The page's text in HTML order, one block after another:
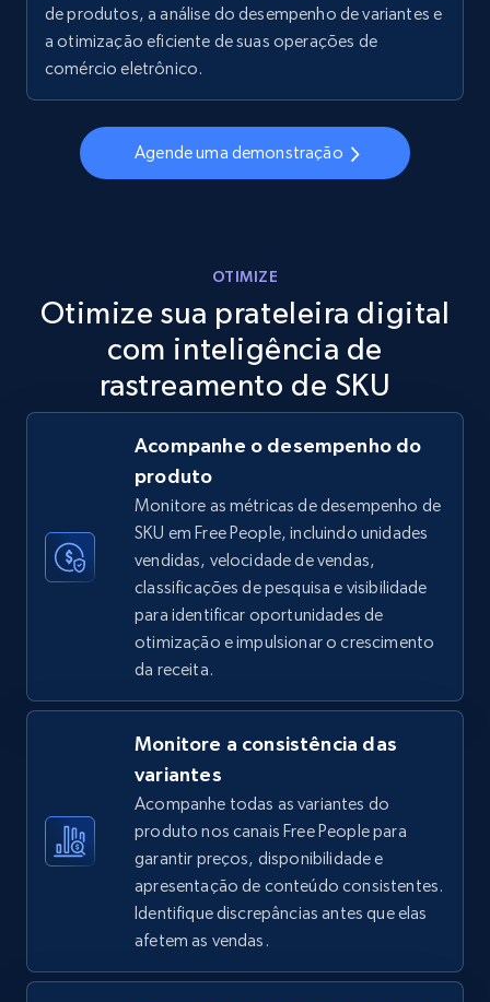
more.
5.6K+ 874+
Walmart - products - Discover products by
5.6K+ 874+ Comece agora
TikTok Shop
URL, Title, Available, Description, Currency, Initial
price, Final price, Discount percent, and more.
5.4K+ 667+ Comece agora
TikTok Shop - category
URL, Title, Available, Description, Currency, Initial
price, Final price, Discount percent, and more.
667+ Comece agora
TikTok Shop - Collect TikTok shop products
by keywords search
price, Final price, Discount percent, and more.
de produtos, a análise do desempenho de variantes e
a otimização eficiente de suas operações de
comércio eletrônico.
Agende uma demonstração
OTIMIZE
Otimize sua prateleira digital
com inteligência de
rastreamento de SKU
Acompanhe o desempenho do
produto
Monitore as métricas de desempenho de
SKU em Free People, incluindo unidades
vendidas, velocidade de vendas,
classificações de pesquisa e visibilidade
para identificar oportunidades de
otimização e impulsionar o crescimento
da receita.
Monitore a consistência das
variantes
Acompanhe todas as variantes do
produto nos canais Free People para
garantir preços, disponibilidade e
apresentação de conteúdo consistentes.
Identifique discrepâncias antes que elas
afetem as vendas.